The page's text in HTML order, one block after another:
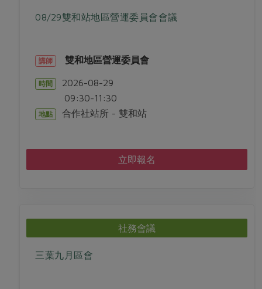
08/29雙和站地區營運委員會會議
講師 雙和地區營運委員會
時間 2026-08-29
09:30-11:30
地點 合作社站所 - 雙和站
立即報名
社務會議
三葉九月區會